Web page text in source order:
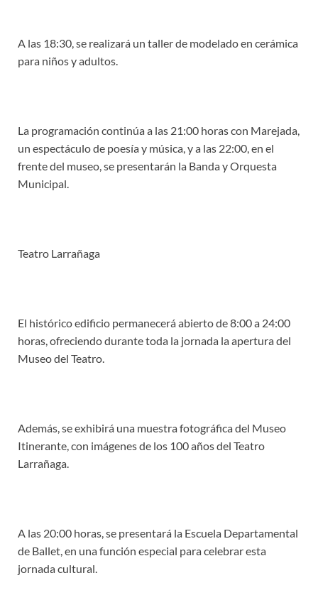
A las 18:30, se realizará un taller de modelado en cerámica
para niños y adultos.
La programación continúa a las 21:00 horas con Marejada,
un espectáculo de poesía y música, y a las 22:00, en el
frente del museo, se presentarán la Banda y Orquesta
Municipal.
Teatro Larrañaga
El histórico edificio permanecerá abierto de 8:00 a 24:00
horas, ofreciendo durante toda la jornada la apertura del
Museo del Teatro.
Además, se exhibirá una muestra fotográfica del Museo
Itinerante, con imágenes de los 100 años del Teatro
Larrañaga.
A las 20:00 horas, se presentará la Escuela Departamental
de Ballet, en una función especial para celebrar esta
jornada cultural.